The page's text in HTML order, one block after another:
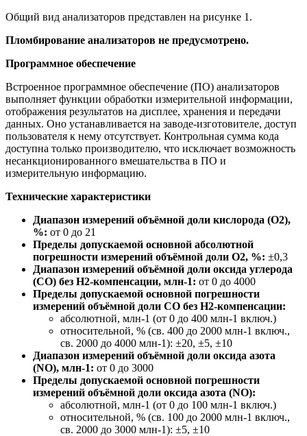
Общий вид анализаторов представлен на рисунке 1.
Пломбирование анализаторов не предусмотрено.
Программное обеспечение
Встроенное программное обеспечение (ПО) анализаторов
выполняет функции обработки измерительной информации,
отображения результатов на дисплее, хранения и передачи
данных. Оно устанавливается на заводе-изготовителе, доступ
пользователя к нему отсутствует. Контрольная сумма кода
доступна только производителю, что исключает возможность
несанкционированного вмешательства в ПО и
измерительную информацию.
Технические характеристики
Диапазон измерений объёмной доли кислорода (О2),
%: от 0 до 21
Пределы допускаемой основной абсолютной
погрешности измерений объёмной доли О2, %: ±0,3
Диапазон измерений объёмной доли оксида углерода
(СО) без Н2-компенсации, млн-1: от 0 до 4000
Пределы допускаемой основной погрешности
измерений объёмной доли СО без Н2-компенсации:
абсолютной, млн-1 (от 0 до 400 млн-1 включ.)
относительной, % (св. 400 до 2000 млн-1 включ.,
св. 2000 до 4000 млн-1): ±20, ±5, ±10
Диапазон измерений объёмной доли оксида азота
(NO), млн-1: от 0 до 3000
Пределы допускаемой основной погрешности
измерений объёмной доли оксида азота (NO):
абсолютной, млн-1 (от 0 до 100 млн-1 включ.)
относительной, % (св. 100 до 2000 млн-1 включ.,
св. 2000 до 3000 млн-1): ±5, ±10